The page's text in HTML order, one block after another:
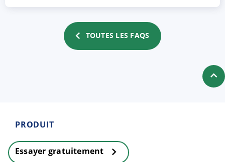
TOUTES LES FAQS
PRODUIT
Essayer gratuitement
PARAMETRER